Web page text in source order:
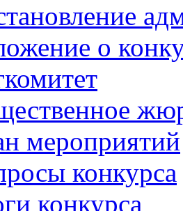
о
мероприятий
конкурса
конкурса